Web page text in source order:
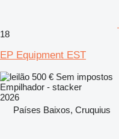
18
EP Equipment EST
500 € Sem impostos
Empilhador - stacker
2026
Países Baixos, Cruquius